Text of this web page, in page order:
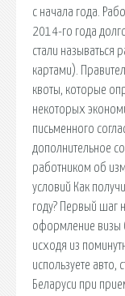
с начала года.
2014-го года
стали называться
картами).
квоты, которые
некоторых
письменного
дополнительное
работником об
условий Как
году? Первый шаг
оформление визы
исходя из
используете авто,
Беларуси при